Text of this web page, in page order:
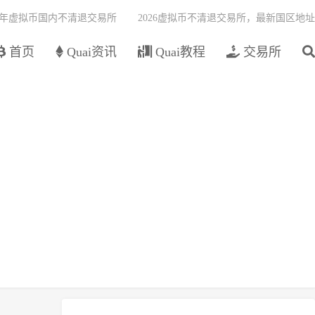
首页 Quai资讯 Quai教程 交易所
虚拟币国内不清退交易所 2026虚拟币不清退交易所，最新国区地址